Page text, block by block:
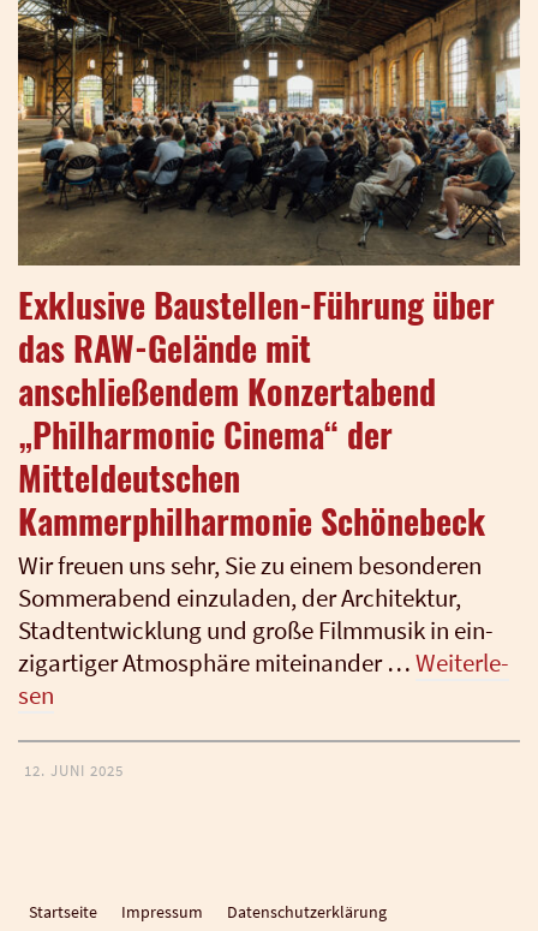
Exklusive Baustellen-Führung über
das RAW-Gelände mit
anschließendem Konzertabend
„Philharmonic Cinema“ der
Mitteldeutschen
Kammerphilharmonie Schönebeck
Wir freu­en uns sehr, Sie zu einem beson­de­ren
Som­mer­abend ein­zu­la­den, der Archi­tek­tur,
Stadt­ent­wick­lung und gro­ße Film­mu­sik in ein­
zig­ar­ti­ger Atmo­sphä­re mit­ein­an­der …Wei­ter­le­
sen
12. JUNI 2025
Startseite Impressum Datenschutzerklärung